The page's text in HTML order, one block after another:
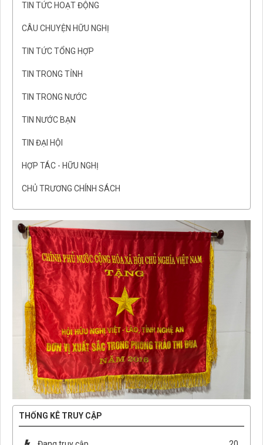
TIN TỨC HOẠT ĐỘNG
CÂU CHUYỆN HỮU NGHỊ
TIN TỨC TỔNG HỢP
TIN TRONG TỈNH
TIN TRONG NƯỚC
TIN NƯỚC BẠN
TIN ĐẠI HỘI
HỢP TÁC - HỮU NGHỊ
CHỦ TRƯƠNG CHÍNH SÁCH
THỐNG KÊ TRUY CẬP